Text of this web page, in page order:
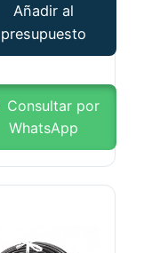
Añadir al
presupuesto
Consultar por
WhatsApp